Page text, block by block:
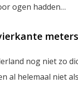
ogen hadden…
meters
nog niet zo
al helemaal niet